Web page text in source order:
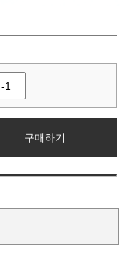
-1
구매하기